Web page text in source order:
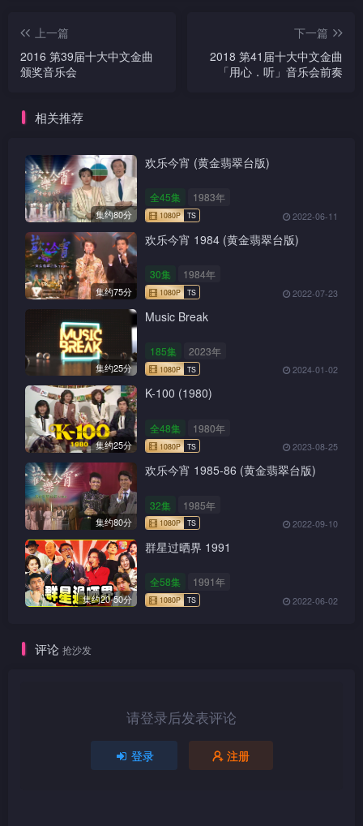
上一篇
2016 第39届十大中文金曲
颁奖音乐会
下一篇
2018 第41届十大中文金曲
「用心．听」音乐会前奏
相关推荐
集约80分
欢乐今宵 (黄金翡翠台版)
全45集 1983年
2022-06-11
集约75分
欢乐今宵 1984 (黄金翡翠台版)
30集 1984年
2022-07-23
集约25分
Music Break
185集 2023年
2024-01-02
集约25分
K-100 (1980)
全48集 1980年
2023-08-25
集约80分
欢乐今宵 1985-86 (黄金翡翠台版)
32集 1985年
2022-09-10
集约20-50分
群星过晒界 1991
全58集 1991年
2022-06-02
评论 抢沙发
请登录后发表评论
登录 注册